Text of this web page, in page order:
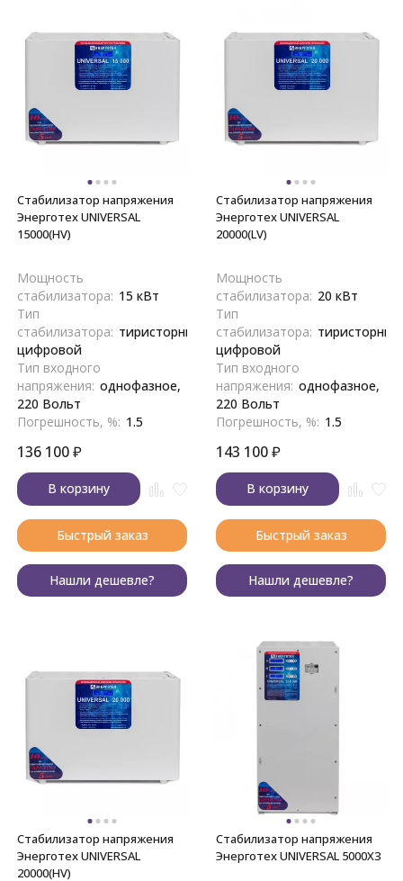
Стабилизатор напряжения
Энерготех UNIVERSAL
15000(HV)
Мощность
стабилизатора: 15 кВт
Тип
стабилизатора: тиристорный,
цифровой
Тип входного
напряжения: однофазное,
220 Вольт
Погрешность, %: 1.5
136 100₽
В корзину
Быстрый заказ
Нашли дешевле?
Стабилизатор напряжения
Энерготех UNIVERSAL
20000(LV)
Мощность
стабилизатора: 20 кВт
Тип
стабилизатора:
цифровой
Тип входного
напряжения: однофазное,
220 Вольт
Погрешность, %: 1.5
143 100₽
В корзину
Быстрый заказ
Нашли дешевле?
Стабилизатор напряжения
Энерготех UNIVERSAL
20000(HV)
Стабилизатор напряжения
Энерготех UNIVERSAL 5000X3